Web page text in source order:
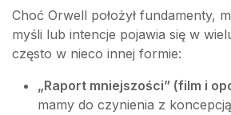
Choć Orwell położył fundamenty,
myśli lub intencje pojawia się w
często w nieco innej formie:
„Raport mniejszości” (film i
mamy do czynienia z